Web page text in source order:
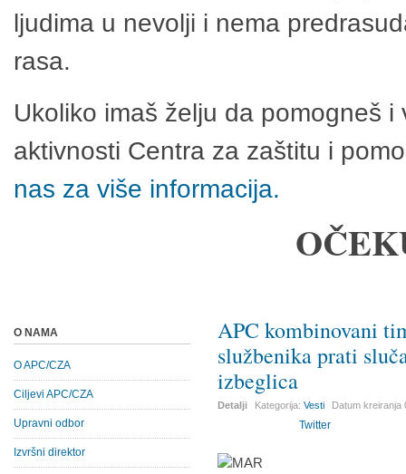
ljudima u nevolji i nema
rasa.
Ukoliko imaš želju da pomogneš
aktivnosti Centra za zaštitu i
nas za više informacija.
APC kombinovani
službenika prati
izbeglica
Detalji Kategorija:Vesti Datum kreiranja
Twitter
O NAMA
O APC/CZA
Ciljevi APC/CZA
Upravni odbor
Izvršni direktor